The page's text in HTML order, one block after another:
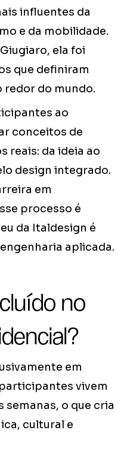
influentes da
e da mobilidade.
ela foi
que definiram
redor do mundo.
ao
conceitos de
reais: da ideia ao
design integrado.
em
processo é
da Italdesign é
aplicada.
no
em
vivem
semanas, o que cria
cultural e